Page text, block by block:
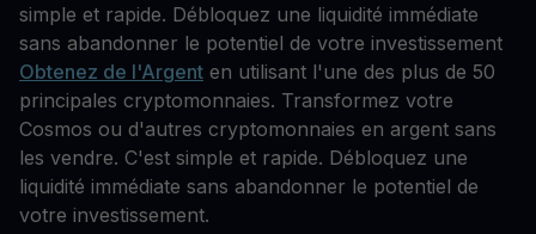
simple et rapide. Débloquez une liquidité immédiate
sans abandonner le potentiel de votre investissement
Obtenez de l'Argent en utilisant l'une des plus de 50
principales cryptomonnaies. Transformez votre
Cosmos ou d'autres cryptomonnaies en argent sans
les vendre. C'est simple et rapide. Débloquez une
liquidité immédiate sans abandonner le potentiel de
votre investissement.